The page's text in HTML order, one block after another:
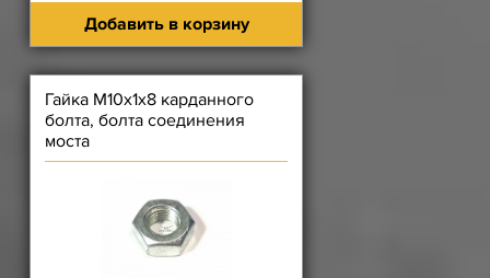
Добавить в корзину
Гайка М10х1х8 карданного
болта, болта соединения
моста